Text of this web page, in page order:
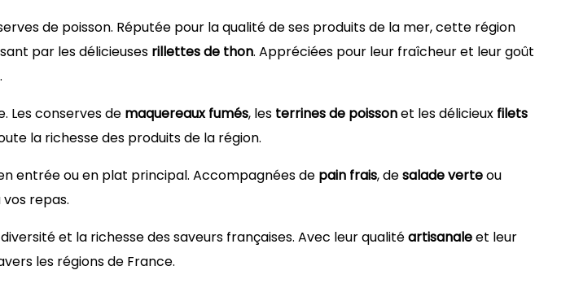
de poisson. Réputée pour la qualité de ses produits de la mer, cette région
par les délicieuses rillettes de thon. Appréciées pour leur fraîcheur et leur goût
Les conserves de maquereaux fumés, les terrines de poissonet les délicieux filets
la richesse des produits de la région.
entrée ou en plat principal. Accompagnées de pain frais, desalade verteou
repas.
et la richesse des saveurs françaises. Avec leur qualitéartisanaleet leur
les régions de France.